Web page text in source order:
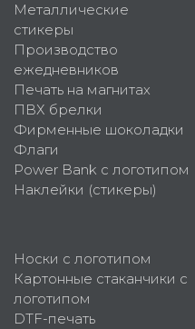
Металлические
стикеры
Производство
ежедневников
Печать на магнитах
ПВХ брелки
Фирменные шоколадки
Флаги
Power Bank с логотипом
Наклейки (стикеры)
Носки с логотипом
Картонные стаканчики с
логотипом
DTF-печать